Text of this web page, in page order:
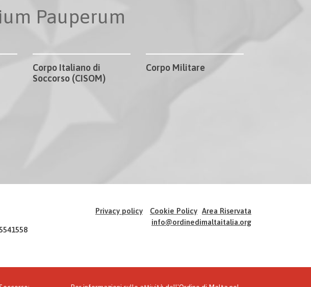
Pauperum
Corpo Italiano di
Soccorso (CISOM)
Corpo Militare
Privacy policy Cookie Policy Area Riservata
info@ordinedimaltaitalia.org